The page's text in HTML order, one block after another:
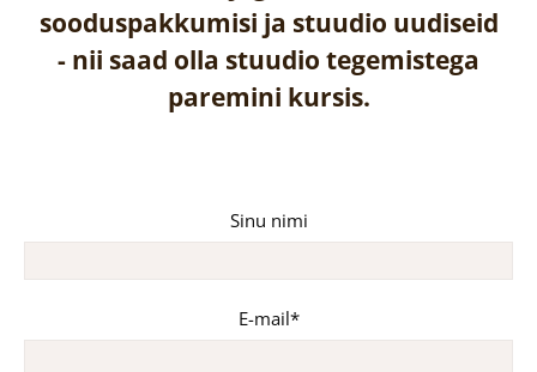
sooduspakkumisi ja stuudio uudiseid
- nii saad olla stuudio tegemistega
paremini kursis.
Sinu nimi
E-mail